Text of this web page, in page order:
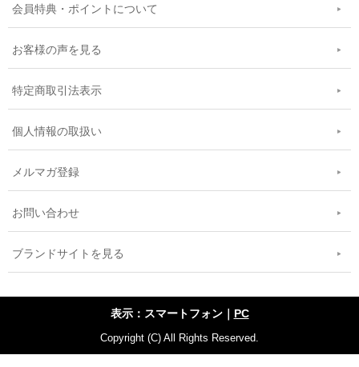
会員特典・ポイントについて
お客様の声を見る
特定商取引法表示
個人情報の取扱い
メルマガ登録
お問い合わせ
ブランドサイトを見る
表示：スマートフォン｜ PC
Copyright (C) All Rights Reserved.